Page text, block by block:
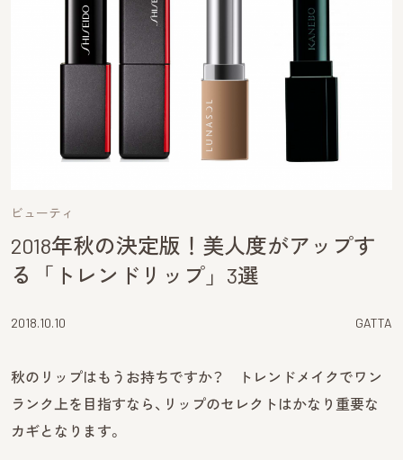
ビューティ
2018年秋の決定版！美人度がアップす
る「トレンドリップ」3選
2018.10.10 GATTA
秋のリップはもうお持ちですか？ トレンドメイクでワン
ランク上を目指すなら、リップのセレクトはかなり重要な
カギとなります。